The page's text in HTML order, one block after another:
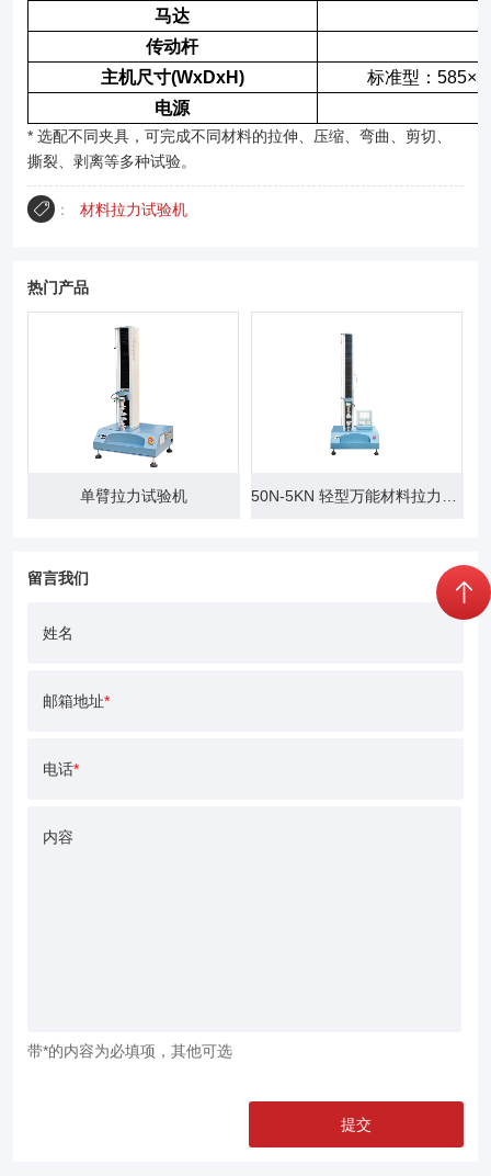
马达
传动杆
主机尺寸(WxDxH)
标准型：
电源
* 选配不同夹具，可完成不同材料的拉伸、压缩、弯曲、剪切、
撕裂、剥离等多种试验。
： 材料拉力试验机
热门产品
单臂拉力试验机 50N-5KN 轻型万能材料拉力试验机
留言我们
姓名
邮箱地址*
电话*
内容
带*的内容为必填项，其他可选